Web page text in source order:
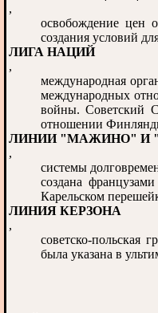
,
освобождение цен
создания условий
ЛИГА НАЦИЙ
,
международная
международных
войны. Советский
отношении
ЛИНИИ "МАЖИНО" И
,
системы
создана
Карельском
ЛИНИЯ КЕРЗОНА
,
советско-польская
была указана в